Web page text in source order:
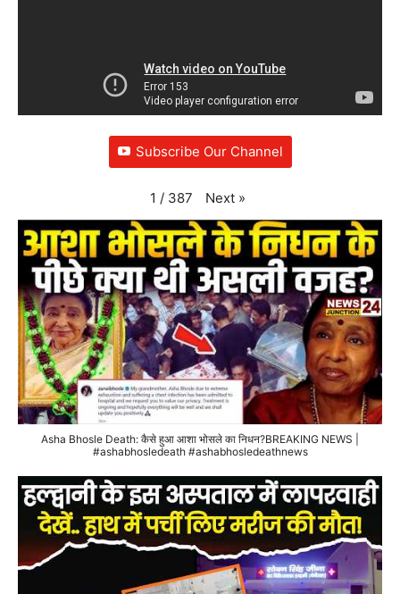
Subscribe Our Channel
1 / 387 Next »
Asha Bhosle Death: कैसे हुआ आशा भोसले का निधन?BREAKING NEWS |
#ashabhosledeath #ashabhosledeathnews